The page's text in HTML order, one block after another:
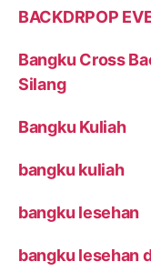
BACKDRPOP
Bangku Cross
Silang
Bangku Kuliah
bangku kuliah
bangku lesehan
bangku lesehan